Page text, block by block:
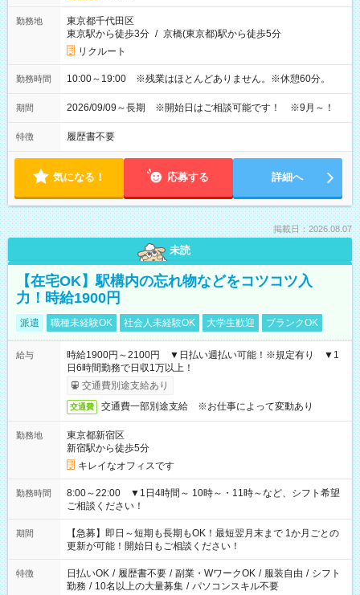
勤務地
東京都千代田区
東京駅から徒歩3分 / 京橋(東京都)駅から徒歩5分
リクルート
勤務時間 10:00～19:00 ※残業はほとんどありません。※休憩60分。
期間 2026/09/09～長期 ※開始日はご相談可能です！ ※9月～！
特徴 履歴書不要
気になる！ 応募する 詳細へ
掲載日：2026.08.07
未読
【在宅OK】駅構内の忘れ物などをコツコツ入
力！時給1900円
派遣 職種未経験OK 社会人未経験OK 大学生歓迎 ブランクOK
給与
時給1900円～2100円 ▼日払い週払い可能！※規定有り ▼1
日6時間勤務で日収1万以上！
交通費別途支給あり
交通費 交通費一部別途支給 ※お仕事によって変動あり
勤務地
東京都新宿区
新宿駅から徒歩5分
キレイなオフィスです
勤務時間
8:00～22:00 ▼1日4時間～ 10時～・11時～など、シフト希望
ご相談ください！
期間
【急募】即日～短期も長期もOK！最短翌月末まで 1か月ごとの
更新が可能！開始日もご相談ください！
特徴 日払いOK / 履歴書不要 / 副業・WワークOK / 服装自由 / シフト
勤務 / 10名以上の大量募集 / パソコンスキル不要